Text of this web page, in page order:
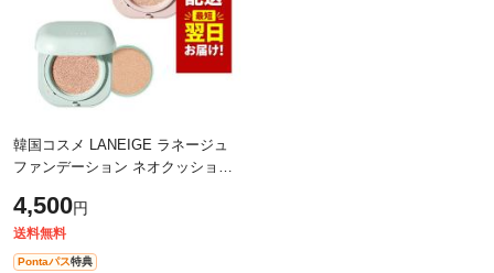
韓国コスメ LANEIGE ラネージュ
ファンデーション ネオクッション
本品＋リフィル リニューアル品 ※
箱だ
4,500円
送料無料
Pontaパス特典